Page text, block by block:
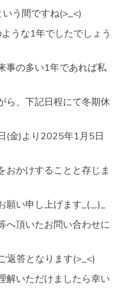
う間ですね(>_<)
うな1年でしたでしょう
事の多い1年であれば私
ら、下記日程にて冬期休
(金)より2025年1月5日
おかけすることと存じま
い申し上げます_(._.)_
へ頂いたお問い合わせに
返答となります(>_<)
解いただけましたら幸い